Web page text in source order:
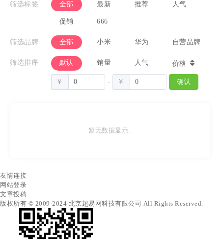
筛选标签 全部 最新 推荐 人气
促销 666
筛选品牌 全部 小米 华为 自营品牌
筛选排序 默认 销量 人气 价格
￥ - ￥ 确认
暂无数据显示..
友情连接
网站登录
文章投稿
版权所有 © 2009-2024 北京超易网科技有限公司 All Rights Reserved.